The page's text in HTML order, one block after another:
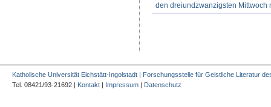
den dreiundzwanzigsten Mittwoch
Katholische Universität Eichstätt-Ingolstadt | Forschungsstelle für Geistliche Literatur
Tel. 08421/93-21692 | Kontakt | Impressum | Datenschutz